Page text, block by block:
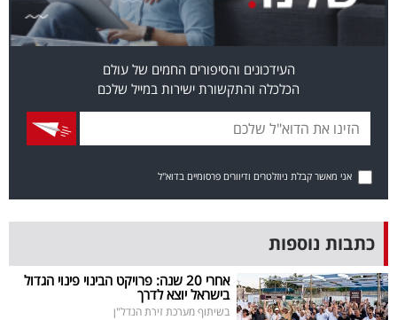
רכב
בריאות
תרבות
ופנאי
תיירות
TOP-
העידכונים והסיפורים החמים של עולם
הכלכלה והתקשורת ישירות במייל שלכם
אני מאשר קבלת ניוזלטרים ודיוורים פרסומיים בדוא"ל
כתבות נוספות
אחרי 20 שנה: פרויקט הבינוי פינוי הגדול
בישראל יוצא לדרך
בשיתוף מערכת זירת הנדל"ן